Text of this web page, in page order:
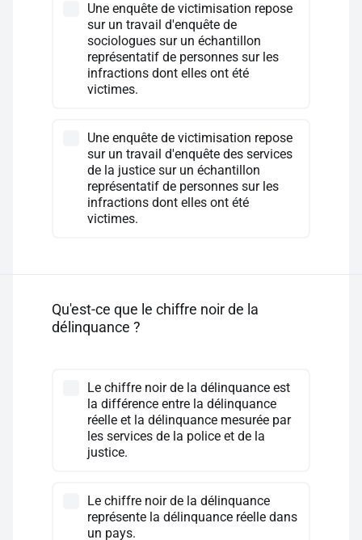
Une enquête de victimisation repose
sur un travail d'enquête de
sociologues sur un échantillon
représentatif de personnes sur les
infractions dont elles ont été
victimes.
Une enquête de victimisation repose
sur un travail d'enquête des services
de la justice sur un échantillon
représentatif de personnes sur les
infractions dont elles ont été
victimes.
Qu'est-ce que le chiffre noir de la
délinquance ?
Le chiffre noir de la délinquance est
la différence entre la délinquance
réelle et la délinquance mesurée par
les services de la police et de la
justice.
Le chiffre noir de la délinquance
représente la délinquance réelle dans
un pays.